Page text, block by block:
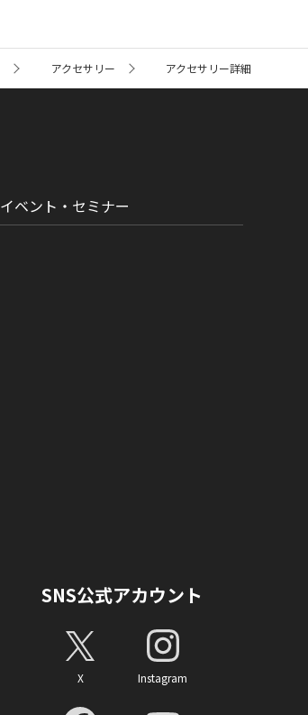
アクセサリー アクセサリー詳細
イベント・セミナー
SNS公式アカウント
X Instagram